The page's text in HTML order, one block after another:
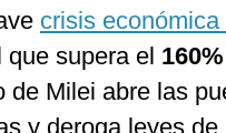
crisis económica
que supera el 160%
de Milei abre las
y deroga leyes de